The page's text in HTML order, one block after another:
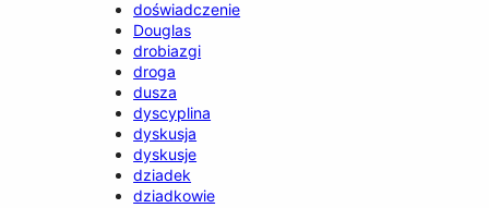
doświadczenie
Douglas
drobiazgi
droga
dusza
dyscyplina
dyskusja
dyskusje
dziadek
dziadkowie